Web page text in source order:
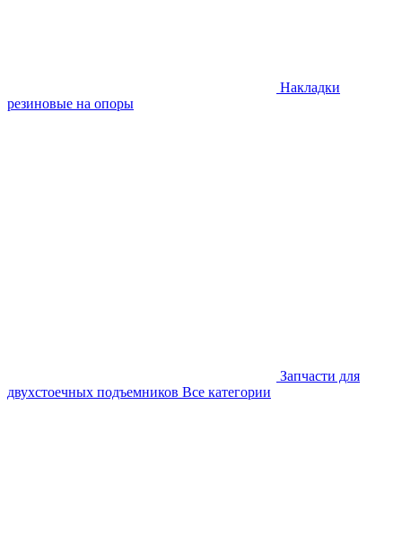
Накладки
резиновые на опоры
Запчасти для
двухстоечных подъемников Все категории